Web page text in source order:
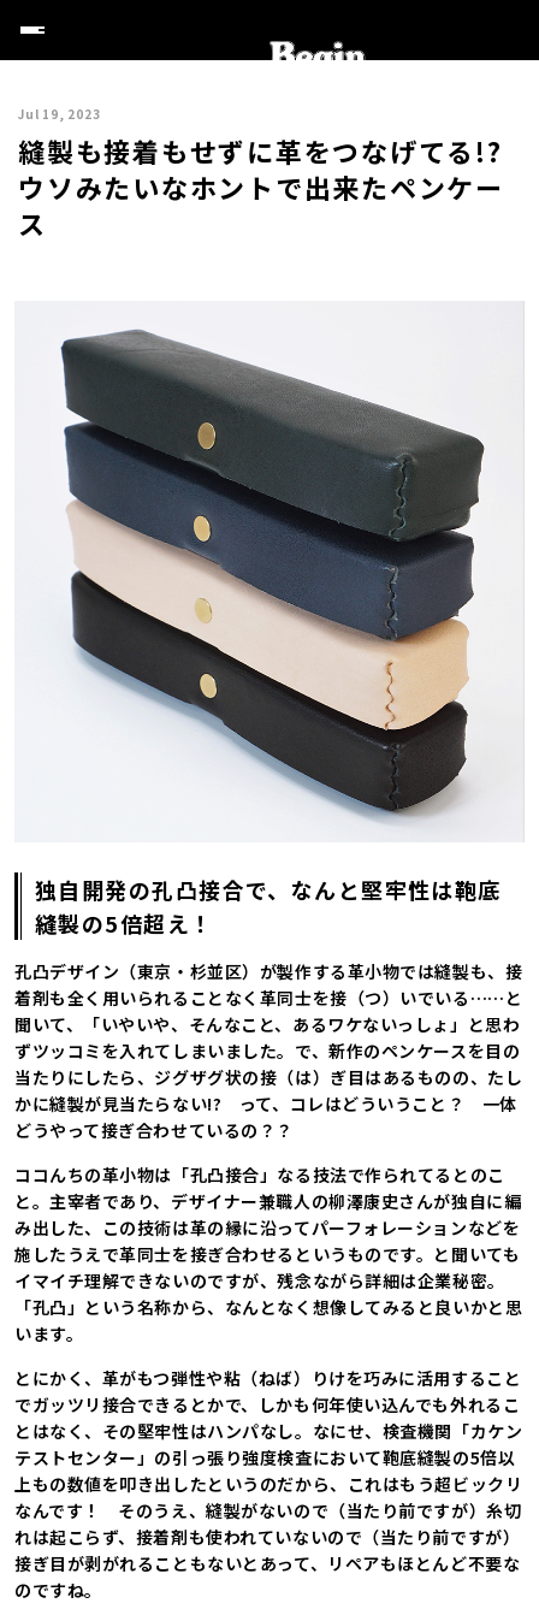
Jul 19, 2023
縫製も接着もせずに革をつなげてる!?
ウソみたいなホントで出来たペンケー
ス
独自開発の孔凸接合で、なんと堅牢性は鞄底
縫製の5倍超え！
孔凸デザイン（東京・杉並区）が製作する革小物では縫製も、接
着剤も全く用いられることなく革同士を接（つ）いでいる……と
聞いて、「いやいや、そんなこと、あるワケないっしょ」と思わ
ずツッコミを入れてしまいました。で、新作のペンケースを目の
当たりにしたら、ジグザグ状の接（は）ぎ目はあるものの、たし
かに縫製が見当たらない!? って、コレはどういうこと？ 一体
どうやって接ぎ合わせているの？？
ココんちの革小物は「孔凸接合」なる技法で作られてるとのこ
と。主宰者であり、デザイナー兼職人の柳澤康史さんが独自に編
み出した、この技術は革の縁に沿ってパーフォレーションなどを
施したうえで革同士を接ぎ合わせるというものです。と聞いても
イマイチ理解できないのですが、残念ながら詳細は企業秘密。
「孔凸」という名称から、なんとなく想像してみると良いかと思
います。
とにかく、革がもつ弾性や粘（ねば）りけを巧みに活用すること
でガッツリ接合できるとかで、しかも何年使い込んでも外れるこ
とはなく、その堅牢性はハンパなし。なにせ、検査機関「カケン
テストセンター」の引っ張り強度検査において鞄底縫製の5倍以
上もの数値を叩き出したというのだから、これはもう超ビックリ
なんです！ そのうえ、縫製がないので（当たり前ですが）糸切
れは起こらず、接着剤も使われていないので（当たり前ですが）
接ぎ目が剥がれることもないとあって、リペアもほとんど不要な
のですね。